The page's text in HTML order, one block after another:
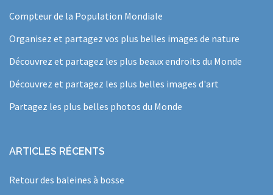
Compteur de la Population Mondiale
Organisez et partagez vos plus belles images de nature
Découvrez et partagez les plus beaux endroits du Monde
Découvrez et partagez les plus belles images d'art
Partagez les plus belles photos du Monde
ARTICLES RÉCENTS
Retour des baleines à bosse